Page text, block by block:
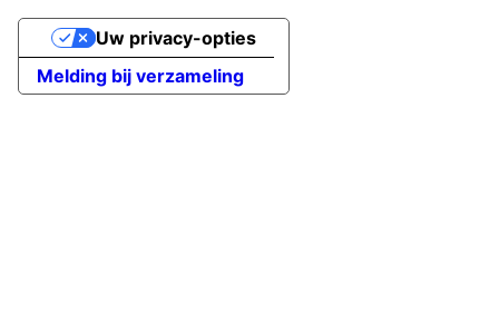
Melding bij verzameling
Uw privacy-opties